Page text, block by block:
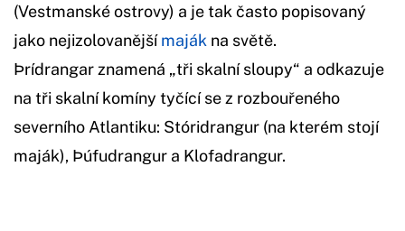
(Vestmanské ostrovy) a je tak často popisovaný
jako nejizolovanějšímaják na světě.
Þrídrangar znamená „tři skalní sloupy“ a odkazuje
na tři skalní komíny tyčící se z rozbouřeného
severního Atlantiku: Stóridrangur (na kterém stojí
maják), Þúfudrangur a Klofadrangur.